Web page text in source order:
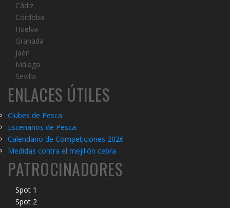
Cádiz
Córdoba
Huelva
Granada
Jaén
Málaga
Sevilla
ENLACES ÚTILES
Clubes de Pesca
Escenarios de Pesca
Calendario de Competiciones 2026
Medidas contra el mejillón cebra
PATROCINADORES
Spot 1
Spot 2